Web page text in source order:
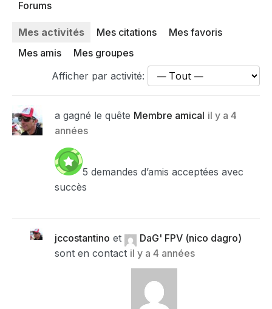
Forums
Mes activités Mes citations
Mes favoris
Mes amis
Mes groupes
Afficher par activité:
a gagné le quête Membre amical il y a 4
années
5 demandes d’amis acceptées avec
succès
jccostantino et
DaG' FPV (nico dagro)
sont en contact il y a 4 années